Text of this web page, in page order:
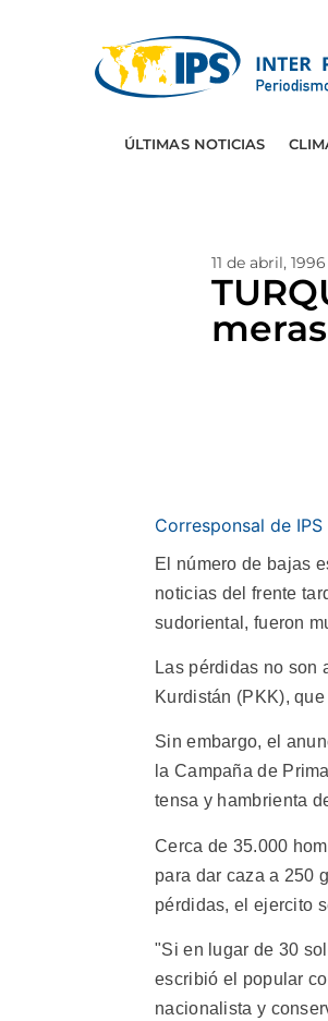
ÚLTIMAS NOTICIAS
11 de abril, 1996
Corresponsal de IPS
El número de bajas
noticias del frente
sudoriental, fueron
Las pérdidas no son
Kurdistán (PKK),
Sin embargo, el
la Campaña de
tensa y hambrienta
Cerca de 35.000
para dar caza a 250
pérdidas, el ejercito
"Si en lugar de 30
escribió el popular
nacionalista y